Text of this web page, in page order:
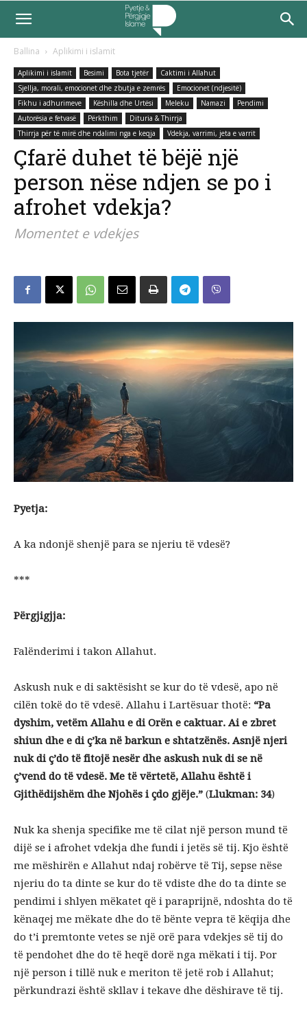
Ballina Aplikimi i islamit
Aplikimi i islamit Besimi Bota tjetër
Caktimi i Allahut
Sjellja, morali, emocionet dhe zbutja e zemrës
Emocionet (ndjesitë)
Fikhu i adhurimeve
Këshilla dhe Urtësi Meleku Namazi
Pendimi
Autorësia e fetvasë
Përkthim
Dituria & Thirrja
Thirrja për të mirë dhe ndalimi nga e keqja
Vdekja, varrimi, jeta e varrit
Çfarë duhet të bëjë një
person nëse ndjen se po i
afrohet vdekja?
Momentet e vdekjes
Pyetja:
A ka ndonjë shenjë para se njeriu të vdesë?
***
Përgjigjja:
Falënderimi i takon Allahut.
Askush nuk e di saktësisht se kur do të vdesë, apo në
cilën tokë do të vdesë. Allahu i Lartësuar thotë: “Pa
dyshim, vetëm Allahu e di Orën e caktuar. Ai e zbret
shiun dhe e di ç’ka në barkun e shtatzënës. Asnjë njeri
nuk di ç’do të fitojë nesër dhe askush nuk di se në
ç’vend do të vdesë. Me të vërtetë, Allahu është i
Gjithëdijshëm dhe Njohës i çdo gjëje.” (Llukman: 34)
Nuk ka shenja specifike me të cilat një person mund të
dijë se i afrohet vdekja dhe fundi i jetës së tij. Kjo është
me mëshirën e Allahut ndaj robërve të Tij, sepse nëse
njeriu do ta dinte se kur do të vdiste dhe do ta dinte se
pendimi i shlyen mëkatet që i paraprijnë, ndoshta do të
kënaqej me mëkate dhe do të bënte vepra të këqija dhe
do t’i premtonte vetes se një orë para vdekjes së tij do
të pendohet dhe do të heqë dorë nga mëkati i tij. Por
një person i tillë nuk e meriton të jetë rob i Allahut;
përkundrazi është skllav i tekave dhe dëshirave të tij.